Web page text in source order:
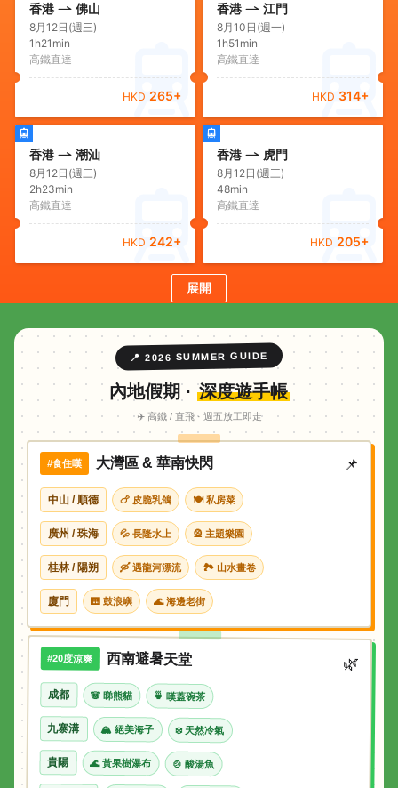
香港 佛山
8月12日(週三)
1h21min
高鐵直達
HKD 265+
香港 江門
8月10日(週一)
1h51min
高鐵直達
HKD 314+
香港 潮汕
8月12日(週三)
2h23min
高鐵直達
HKD 242+
香港 虎門
8月12日(週三)
48min
高鐵直達
HKD 205+
展開
📍 2026 SUMMER GUIDE
內地假期 · 深度遊手帳
✈️ 高鐵 / 直飛 · 週五放工即走
#食住嘆 大灣區 & 華南快閃 📌
中山 / 順德 🍗 皮脆乳鴿 🍽 私房菜
廣州 / 珠海 💦 長隆水上 🎡 主題樂園
桂林 / 陽朔 🛶 遇龍河漂流 🏞 山水畫卷
廈門 🎹 鼓浪嶼 🌊 海邊老街
#20度涼爽 西南避暑天堂 🌿
成都 🐼 睇熊貓 🍵 嘆蓋碗茶
九寨溝 🏔 絕美海子 ❄️ 天然冷氣
貴陽 🌊 黃果樹瀑布 🍲 酸湯魚